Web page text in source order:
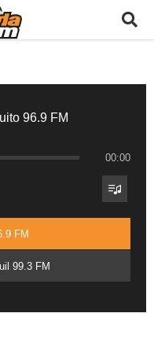
96.9 FM
00:00
FM
99.3 FM